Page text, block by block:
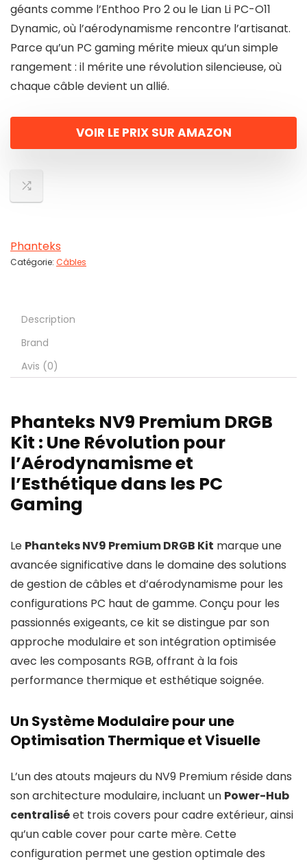
géants comme l’Enthoo Pro 2 ou le Lian Li PC-O11
Dynamic, où l’aérodynamisme rencontre l’artisanat.
Parce qu’un PC gaming mérite mieux qu’un simple
rangement : il mérite une révolution silencieuse, où
chaque câble devient un allié.
VOIR LE PRIX SUR AMAZON
Phanteks
Catégorie: Câbles
Description
Brand
Avis (0)
Phanteks NV9 Premium DRGB
Kit : Une Révolution pour
l’Aérodynamisme et
l’Esthétique dans les PC
Gaming
Le Phanteks NV9 Premium DRGB Kit marque une
avancée significative dans le domaine des solutions
de gestion de câbles et d’aérodynamisme pour les
configurations PC haut de gamme. Conçu pour les
passionnés exigeants, ce kit se distingue par son
approche modulaire et son intégration optimisée
avec les composants RGB, offrant à la fois
performance thermique et esthétique soignée.
Un Système Modulaire pour une
Optimisation Thermique et Visuelle
L’un des atouts majeurs du NV9 Premium réside dans
son architecture modulaire, incluant un Power-Hub
centraliséet trois covers pour cadre extérieur, ainsi
qu’un cable cover pour carte mère. Cette
configuration permet une gestion optimale des